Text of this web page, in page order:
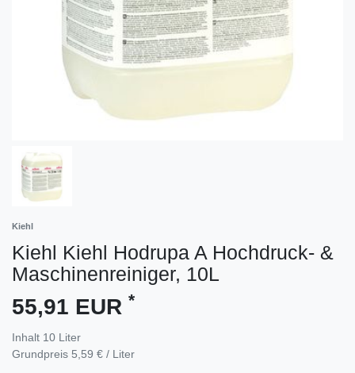
Kiehl
Kiehl Kiehl Hodrupa A Hochdruck- &
Maschinenreiniger, 10L
55,91 EUR *
Inhalt 10 Liter
Grundpreis 5,59 € / Liter